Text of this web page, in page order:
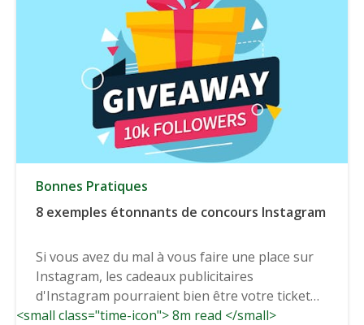
Bonnes Pratiques
8 exemples étonnants de concours Instagram
Si vous avez du mal à vous faire une place sur
Instagram, les cadeaux publicitaires
d'Instagram pourraient bien être votre ticket
d'entrée...
<small class="time-icon"> 8m read </small>